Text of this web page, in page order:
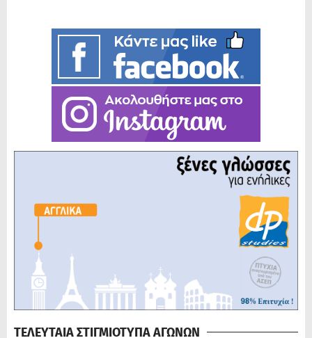
ΤΕΛΕΥΤΑΙΑ ΣΤΙΓΜΙΟΤΥΠΑ ΑΓΩΝΩΝ